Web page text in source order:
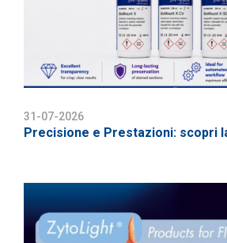
31-07-2026
Precisione e Prestazioni: scopri